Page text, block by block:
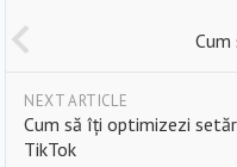
NEXT ARTICLE
Cum să îți optimizezi
TikTok